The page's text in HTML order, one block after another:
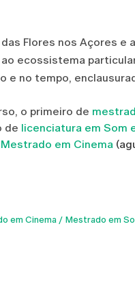
Flores nos Açores e
ecossistema
e no tempo,
o primeiro de
de licenciatura em Som
Mestrado em Cinema
em Cinema Mestrado em